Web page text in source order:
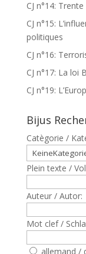
CJ n°14:
CJ n°15:
politiques
CJ n°16:
CJ n°17: La loi
CJ n°19:
Bijus
Catègorie /
Plein texte /
Auteur / Autor:
Mot clef /
allemand /